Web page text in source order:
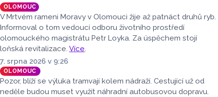
OLOMOUC
V Mrtvém rameni Moravy v Olomouci žije až patnáct druhů ryb.
Informoval o tom vedoucí odboru životního prostředí
olomouckého magistrátu Petr Loyka. Za úspěchem stojí
loňská revitalizace. Více.
7. srpna 2026 v 9:26
OLOMOUC
Pozor, blíží se výluka tramvají kolem nádraží. Cestující už od
neděle budou muset využít náhradní autobusovou dopravu.